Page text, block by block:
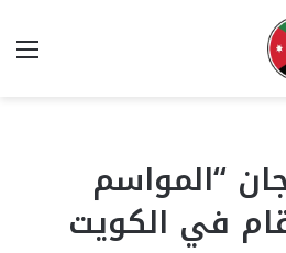
“المواسم
في الكويت